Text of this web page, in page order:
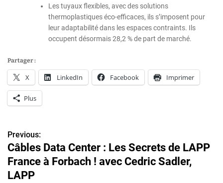
Les tuyaux flexibles, avec des solutions
thermoplastiques éco-efficaces, ils s’imposent pour
leur adaptabilité dans les espaces contraints. Ils
occupent désormais 28,2 % de part de marché.
Partager :
X LinkedIn Facebook Imprimer
Plus
N
a
v
Previous:
Câbles Data Center : Les Secrets de LAPP
France à Forbach ! avec Cedric Sadler,
LAPP